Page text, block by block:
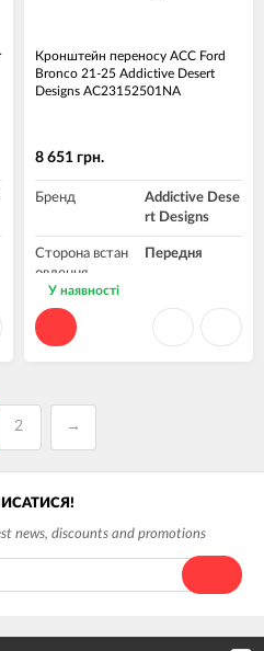
Кронштейн переносу ACC Ford
Bronco 21-25 Addictive Desert
Designs AC23152501NA
8 651 грн.
Бренд
Addictive Dese
rt Designs
Сторона встан
овлення
Передня
У наявності
2 →
news, discounts and promotions